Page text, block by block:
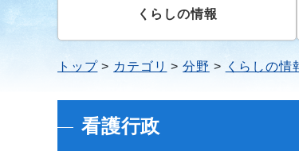
くらしの情報
トップ カテゴリ 分野 くらしの情
看護行政